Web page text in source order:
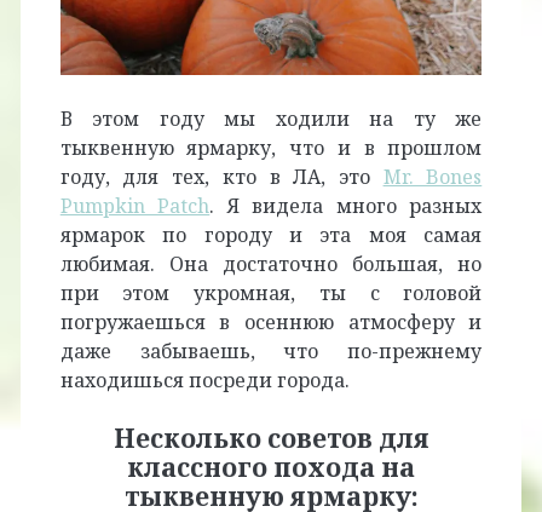
В этом году мы ходили на ту же
тыквенную ярмарку, что и в прошлом
году, для тех, кто в ЛА, это Mr. Bones
Pumpkin Patch. Я видела много разных
ярмарок по городу и эта моя самая
любимая. Она достаточно большая, но
при этом укромная, ты с головой
погружаешься в осеннюю атмосферу и
даже забываешь, что по-прежнему
находишься посреди города.
Несколько советов для
классного похода на
тыквенную ярмарку: